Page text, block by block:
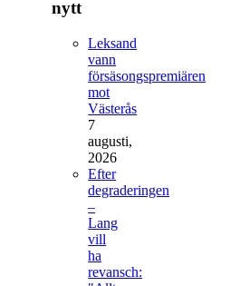
nytt
Leksand
vann
försäsongspremiären
mot
Västerås
7
augusti,
2026
Efter
degraderingen
–
Lang
vill
ha
revansch: